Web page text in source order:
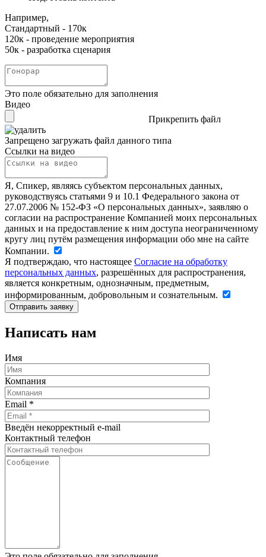
Например,
Стандартный - 170к
120к - проведение мероприятия
50к - разработка сценария
Это поле обязательно для заполнения
Видео
Прикрепить файл
Запрещено загружать файл данного типа
Ссылки на видео
Я, Спикер, являясь субъектом персональных данных,
руководствуясь статьями 9 и 10.1 Федерального закона от
27.07.2006 № 152-ФЗ «О персональных данных», заявляю о
согласии на распространение Компанией моих персональных
данных и на предоставление к ним доступа неограниченному
кругу лиц путём размещения информации обо мне на сайте
Компании.
Я подтверждаю, что настоящее Согласие на обработку
персональных данных, разрешённых для распространения,
является конкретным, однозначным, предметным,
информированным, добровольным и сознательным.
Написать нам
Имя
Компания
Email *
Введён некорректный e-mail
Контактный телефон